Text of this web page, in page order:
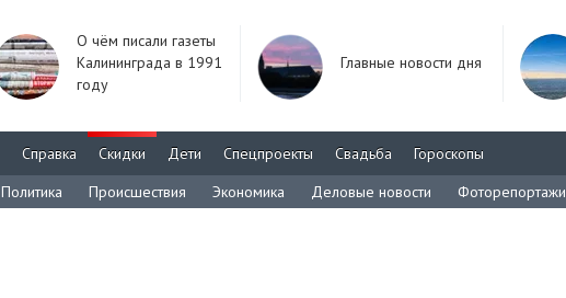
О чём писали газеты
Калининграда в 1991
году
Главные новости дня
Справка Скидки Дети Спецпроекты Свадьба
Гороскопы
Политика Происшествия Экономика Деловые новости Фоторепортажи